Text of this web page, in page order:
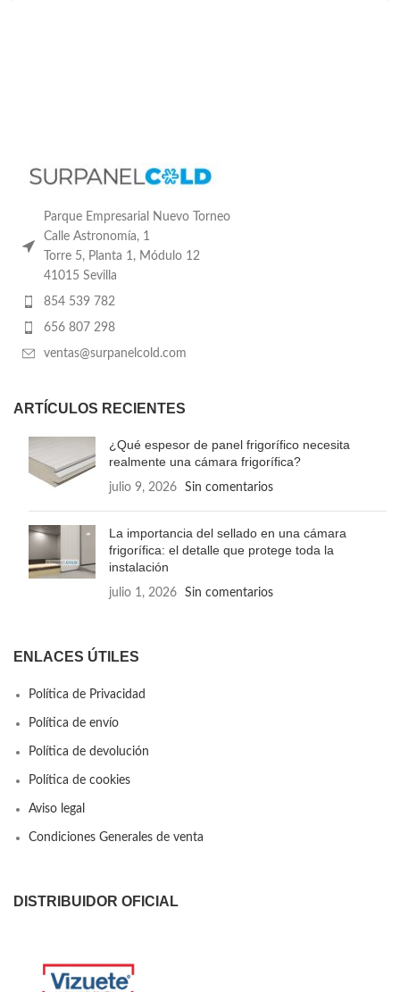
Parque Empresarial Nuevo Torneo
Calle Astronomía, 1
Torre 5, Planta 1, Módulo 12
41015 Sevilla
854 539 782
656 807 298
ventas@surpanelcold.com
ARTÍCULOS RECIENTES
¿Qué espesor de panel frigorífico necesita
realmente una cámara frigorífica?
julio 9, 2026 Sin comentarios
La importancia del sellado en una cámara
frigorífica: el detalle que protege toda la
instalación
julio 1, 2026 Sin comentarios
ENLACES ÚTILES
Política de Privacidad
Política de envío
Política de devolución
Política de cookies
Aviso legal
Condiciones Generales de venta
DISTRIBUIDOR OFICIAL